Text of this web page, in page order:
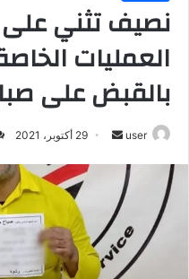
نصيف تثني
العمليات
بالقبض على
user
أرسل
إلكترونيا
29 أكتوبر، 2021